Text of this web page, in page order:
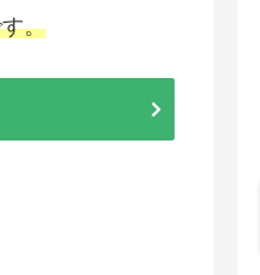
。